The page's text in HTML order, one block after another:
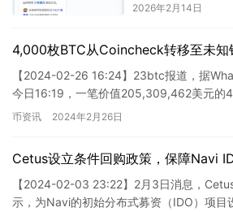
2026年2月14日
4,000枚BTC从Coincheck转移至未知
【2024-02-26 16:24】23btc报道，据
今日16:19，一笔价值205,309,462美元的
Coinche…
币资讯 2024年2月26日
Cetus设立条件回购政策，保障Navi
【2024-02-03 23:22】2月3日消息，
示，为Navi的初始分布式募资（IDO）项目